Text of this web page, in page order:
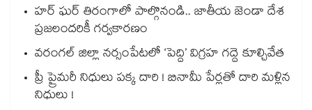
హర్ ఘర్ తిరంగాలో పాల్గొనండి.. జాతీయ జెండా దేశ
ప్రజలందరికీ గర్వకారణం
వరంగల్ జిల్లా నర్సంపేటలో ‘పెద్ది’ విగ్రహ గద్దె కూల్చివేత
ప్రీ ప్రైమరీ నిధులు పక్క దారి ! బినామీ పేర్లతో దారి మళ్లిన
నిధులు !